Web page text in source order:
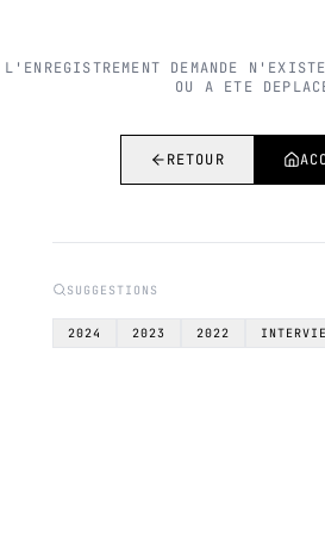
L'ENREGISTREMENT DEMANDE
OU A ETE
RETOUR
SUGGESTIONS
2024 2023 2022